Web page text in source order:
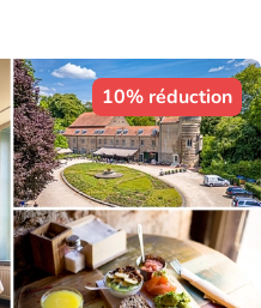
10% réduction